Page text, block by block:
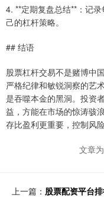
4. **定期复盘总结**：记
己的杠杆策略。
## 结语
股票杠杆交易不是赌博中
严格纪律和敏锐洞察的艺
是吞噬本金的黑洞。投资
益，方能在市场的惊涛骇
存比盈利更重要，控制风
文章
上一篇： 股票配资平台